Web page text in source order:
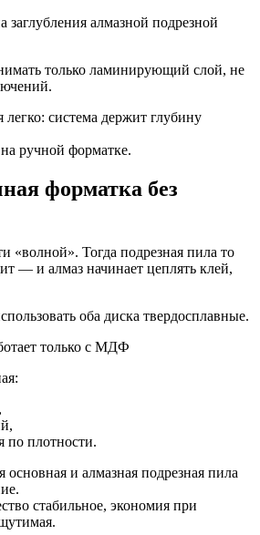
заглубления алмазной подрезной
только ламинирующий слой, не
система держит глубину
ручной форматке.
форматка без
Тогда подрезная пила то
— и алмаз начинает цеплять клей,
оба диска твердосплавные.
только с МДФ
по плотности.
основная и алмазная подрезная пила
стабильное, экономия при